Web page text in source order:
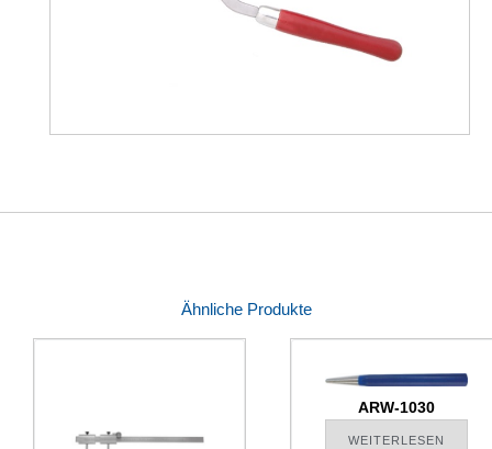
Ähnliche Produkte
ARW-1030
WEITERLESEN